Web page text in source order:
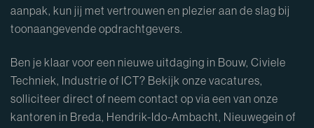
aanpak, kun jij met vertrouwen en plezier aan de slag bij
toonaangevende opdrachtgevers.
Ben je klaar voor een nieuwe uitdaging in Bouw, Civiele
Techniek, Industrie of ICT? Bekijk onze vacatures,
solliciteer direct of neem contact op via een van onze
kantoren in Breda, Hendrik-Ido-Ambacht, Nieuwegein of